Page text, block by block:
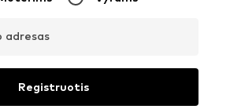
adresas
Registruotis